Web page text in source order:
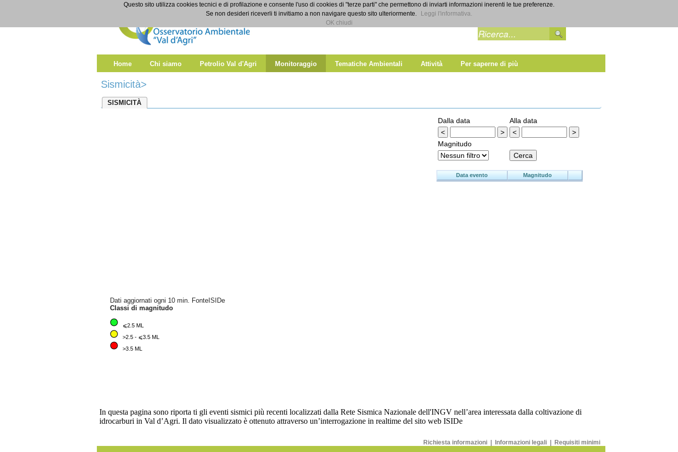
Sismicità
Home Chi siamo Petrolio Val d'Agri Monitoraggio Tematiche Ambientali Attività Per saperne di più
Richiesta informazioni Informazioni legali
Requisiti minimi
Questo sito utilizza cookies tecnici e di profilazione e consente l'uso di cookies di "terze parti" che permettono di inviarti informazioni inerenti le tue preferenze.
Se non desideri riceverli ti invitiamo a non navigare questo sito ulteriormente.
Leggi l'informativa.
OK chiudi